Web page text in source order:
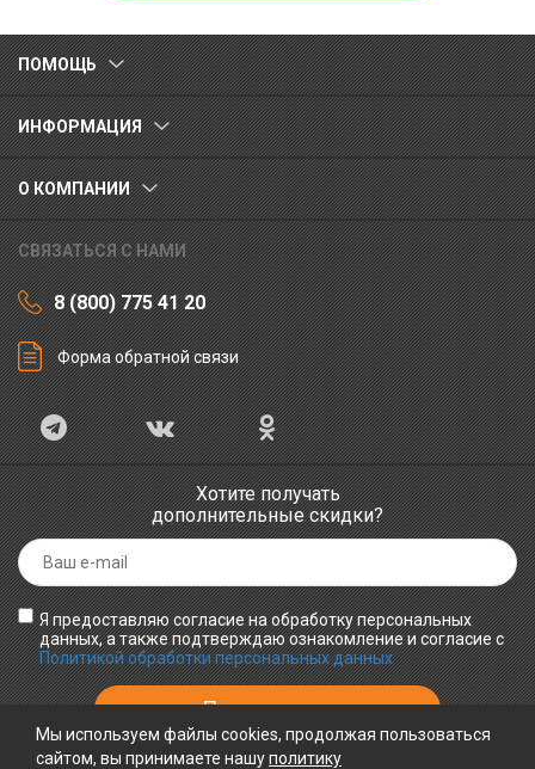
ПОМОЩЬ
ИНФОРМАЦИЯ
О КОМПАНИИ
СВЯЗАТЬСЯ С НАМИ
8 (800) 775 41 20
Форма обратной связи
Хотите получать
дополнительные скидки?
Я предоставляю согласие на обработку персональных
данных, а также подтверждаю ознакомление и согласие с
Политикой обработки персональных данных
Мы используем файлы cookies, продолжая пользоваться
сайтом, вы принимаете нашуполитику